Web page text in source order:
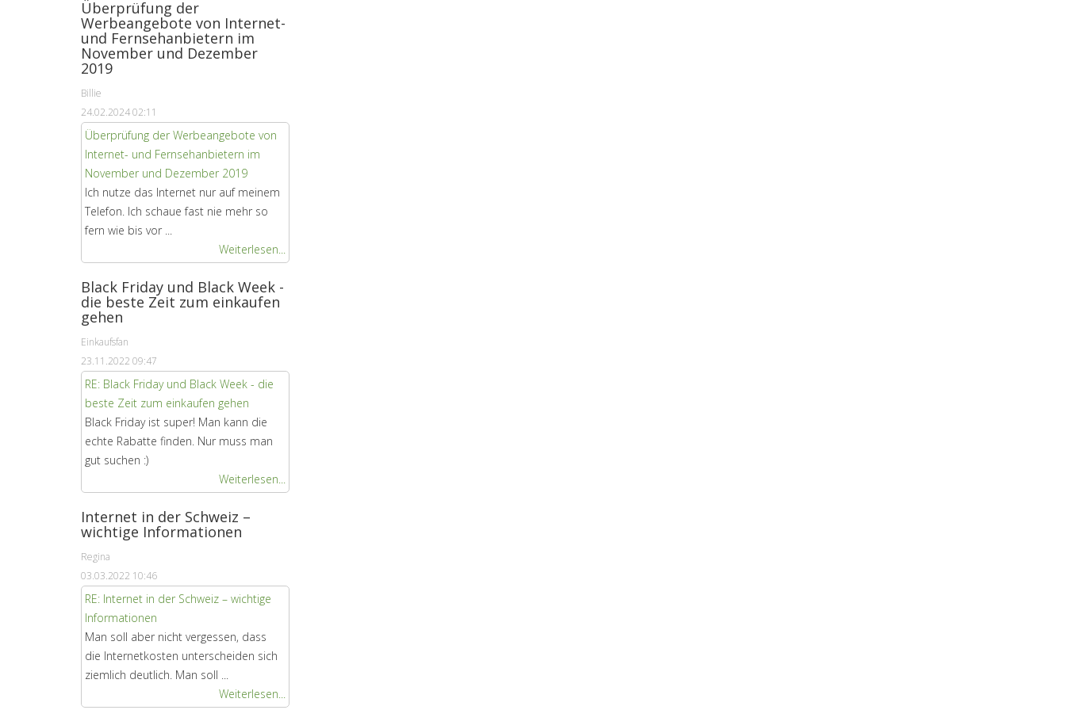
Überprüfung der
Werbeangebote von Internet-
und Fernsehanbietern im
November und Dezember
2019
Billie
24.02.2024 02:11
Überprüfung der Werbeangebote von
Internet- und Fernsehanbietern im
November und Dezember 2019
Ich nutze das Internet nur auf meinem
Telefon. Ich schaue fast nie mehr so ​​
fern wie bis vor ...
Weiterlesen...
Black Friday und Black Week -
die beste Zeit zum einkaufen
gehen
Einkaufsfan
23.11.2022 09:47
RE: Black Friday und Black Week - die
beste Zeit zum einkaufen gehen
Black Friday ist super! Man kann die
echte Rabatte finden. Nur muss man
gut suchen :)
Weiterlesen...
Internet in der Schweiz –
wichtige Informationen
Regina
03.03.2022 10:46
RE: Internet in der Schweiz – wichtige
Informationen
Man soll aber nicht vergessen, dass
die Internetkosten unterscheiden sich
ziemlich deutlich. Man soll ...
Weiterlesen...